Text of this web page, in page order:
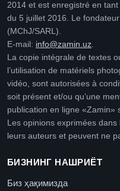
2014 et est enregistré en
du 5 juillet 2016. Le
(MChJ/SARL).
E-mail: info@zamin.uz.
La copie intégrale de textes
l’utilisation de matériels
vidéo, sont autorisées à
soit présent et/ou qu’une
publication en ligne «Zamin»
Les opinions exprimées
leurs auteurs et peuvent ne
БИЗНИНГ НАШРИЁТ
Биз ҳақимизда